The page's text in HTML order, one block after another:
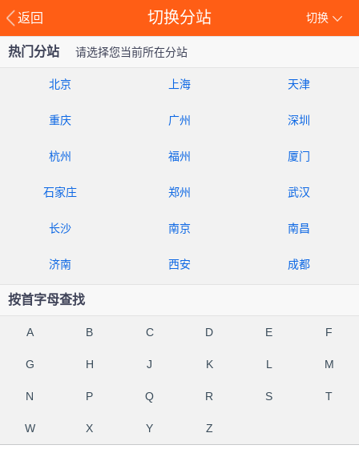
返回 切换
切换分站
热门分站 请选择您当前所在分站
北京 上海 天津
重庆 广州 深圳
杭州 福州 厦门
石家庄 郑州 武汉
长沙 南京 南昌
济南 西安 成都
按首字母查找
A B C D E F
G H J K L M
N P Q R S T
W X Y Z